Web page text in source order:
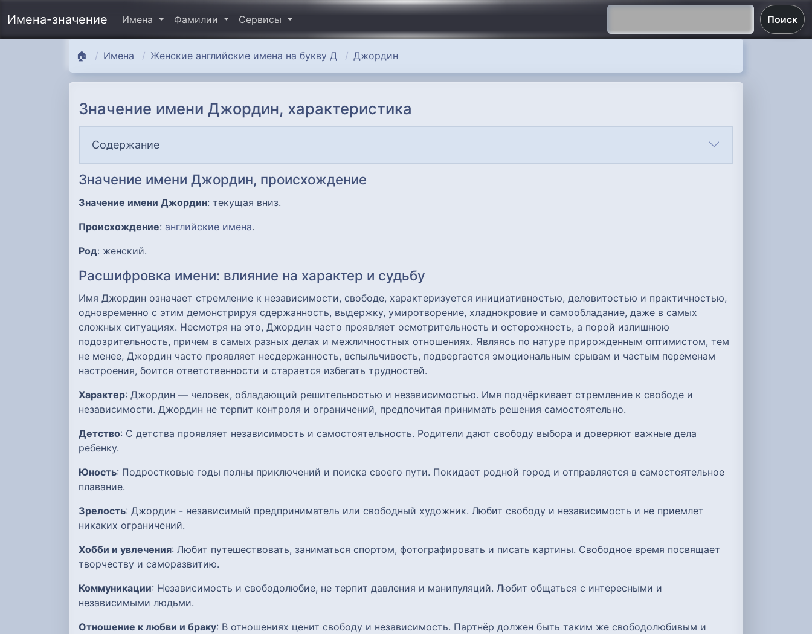
Имена-значение Имена Фамилии Сервисы Поиск
🏠 Имена Женские английские имена на букву Д Джордин
Значение имени Джордин, характеристика
Содержание
Значение имени Джордин, происхождение
Значение имени Джордин: текущая вниз.
Происхождение: английские имена.
Род: женский.
Расшифровка имени: влияние на характер и судьбу
Имя Джордин означает стремление к независимости, свободе, характеризуется инициативностью, деловитостью и практичностью,
одновременно с этим демонстрируя сдержанность, выдержку, умиротворение, хладнокровие и самообладание, даже в самых
сложных ситуациях. Несмотря на это, Джордин часто проявляет осмотрительность и осторожность, а порой излишнюю
подозрительность, причем в самых разных делах и межличностных отношениях. Являясь по натуре прирожденным оптимистом, тем
не менее, Джордин часто проявляет несдержанность, вспыльчивость, подвергается эмоциональным срывам и частым переменам
настроения, боится ответственности и старается избегать трудностей.
Характер: Джордин — человек, обладающий решительностью и независимостью. Имя подчёркивает стремление к свободе и
независимости. Джордин не терпит контроля и ограничений, предпочитая принимать решения самостоятельно.
Детство: С детства проявляет независимость и самостоятельность. Родители дают свободу выбора и доверяют важные дела
ребенку.
Юность: Подростковые годы полны приключений и поиска своего пути. Покидает родной город и отправляется в самостоятельное
плавание.
Зрелость: Джордин - независимый предприниматель или свободный художник. Любит свободу и независимость и не приемлет
никаких ограничений.
Хобби и увлечения: Любит путешествовать, заниматься спортом, фотографировать и писать картины. Свободное время посвящает
творчеству и саморазвитию.
Коммуникации: Независимость и свободолюбие, не терпит давления и манипуляций. Любит общаться с интересными и
независимыми людьми.
Отношение к любви и браку: В отношениях ценит свободу и независимость. Партнёр должен быть таким же свободолюбивым и